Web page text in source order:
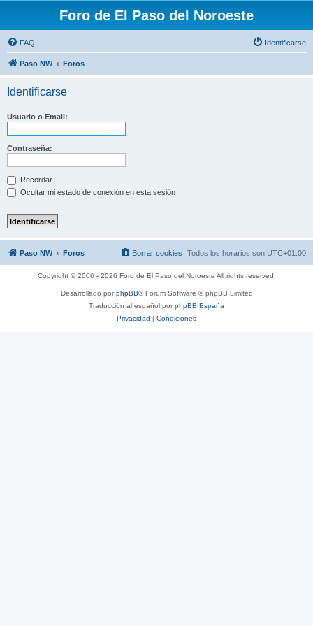
Foro de El Paso del Noroeste
FAQ Identificarse
Paso NW Foros
Identificarse
Usuario o Email:
Contraseña:
Recordar
Ocultar mi estado de conexión en esta sesión
Paso NW Foros Todos los horarios son UTC+01:00
Borrar cookies
Copyright © 2006 - 2026 Foro de El Paso del Noroeste All rights reserved.
Desarrollado porphpBB® Forum Software © phpBB Limited
Traducción al español porphpBB España
Privacidad | Condiciones